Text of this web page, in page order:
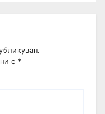
с *